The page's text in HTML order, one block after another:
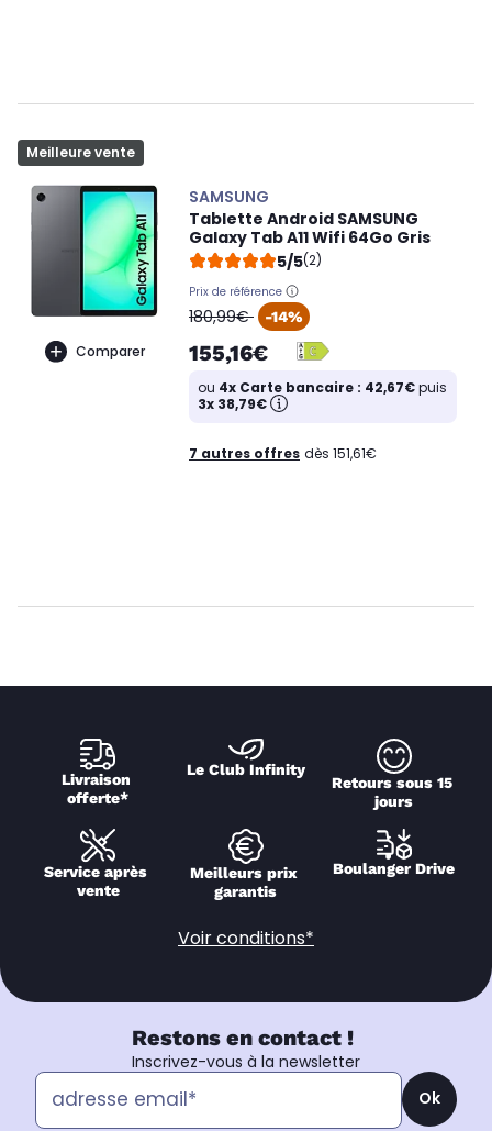
Meilleure vente
Comparer
SAMSUNG
Tablette Android SAMSUNG
Galaxy Tab A11 Wifi 64Go Gris
5/5(2)
Prix de référence
oldPrice
180,99€ -14%
155,16€
ou 4x Carte bancaire : 42,67€puis
3x 38,79€
7 autres offres dès 151,61€
Livraison
offerte*
Le Club Infinity
Retours sous 15
jours
Service après
vente
Meilleurs prix
garantis
Boulanger Drive
Voir conditions*
Restons en contact !
Inscrivez-vous à la newsletter
Ok